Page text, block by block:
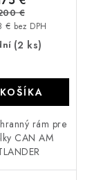
(2 ks)
€ bez DPH
€
rám pre
CAN AM